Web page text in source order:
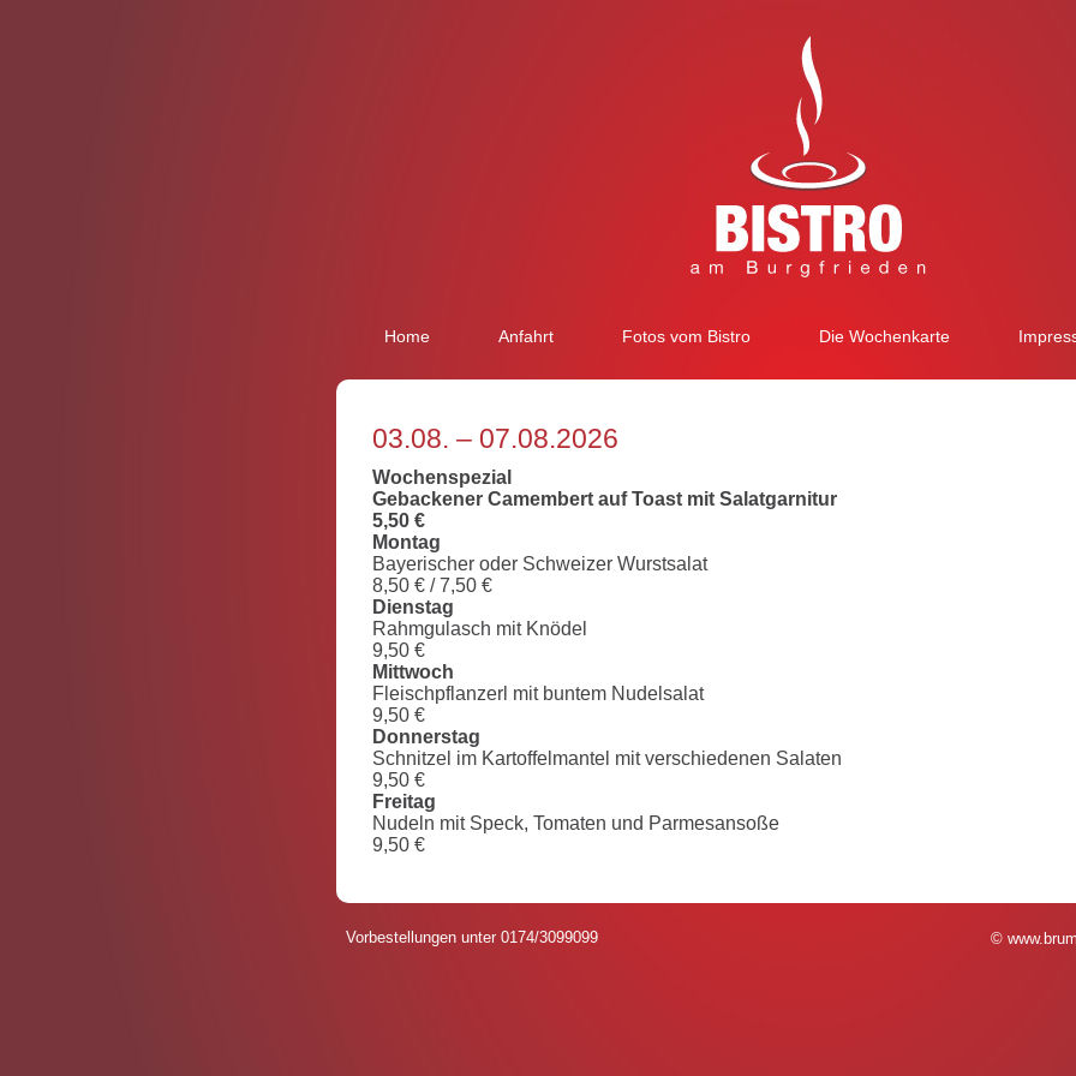
Home Anfahrt Fotos vom Bistro Die Wochenkarte
03.08. – 07.08.2026
Wochenspezial
Gebackener Camembert auf Toast mit Salatgarnitur
5,50 €
Montag
Bayerischer oder Schweizer Wurstsalat
8,50 € / 7,50 €
Dienstag
Rahmgulasch mit Knödel
9,50 €
Mittwoch
Fleischpflanzerl mit buntem Nudelsalat
9,50 €
Donnerstag
Schnitzel im Kartoffelmantel mit verschiedenen Salaten
9,50 €
Freitag
Nudeln mit Speck, Tomaten und Parmesansoße
9,50 €
Vorbestellungen unter 0174/3099099 ©